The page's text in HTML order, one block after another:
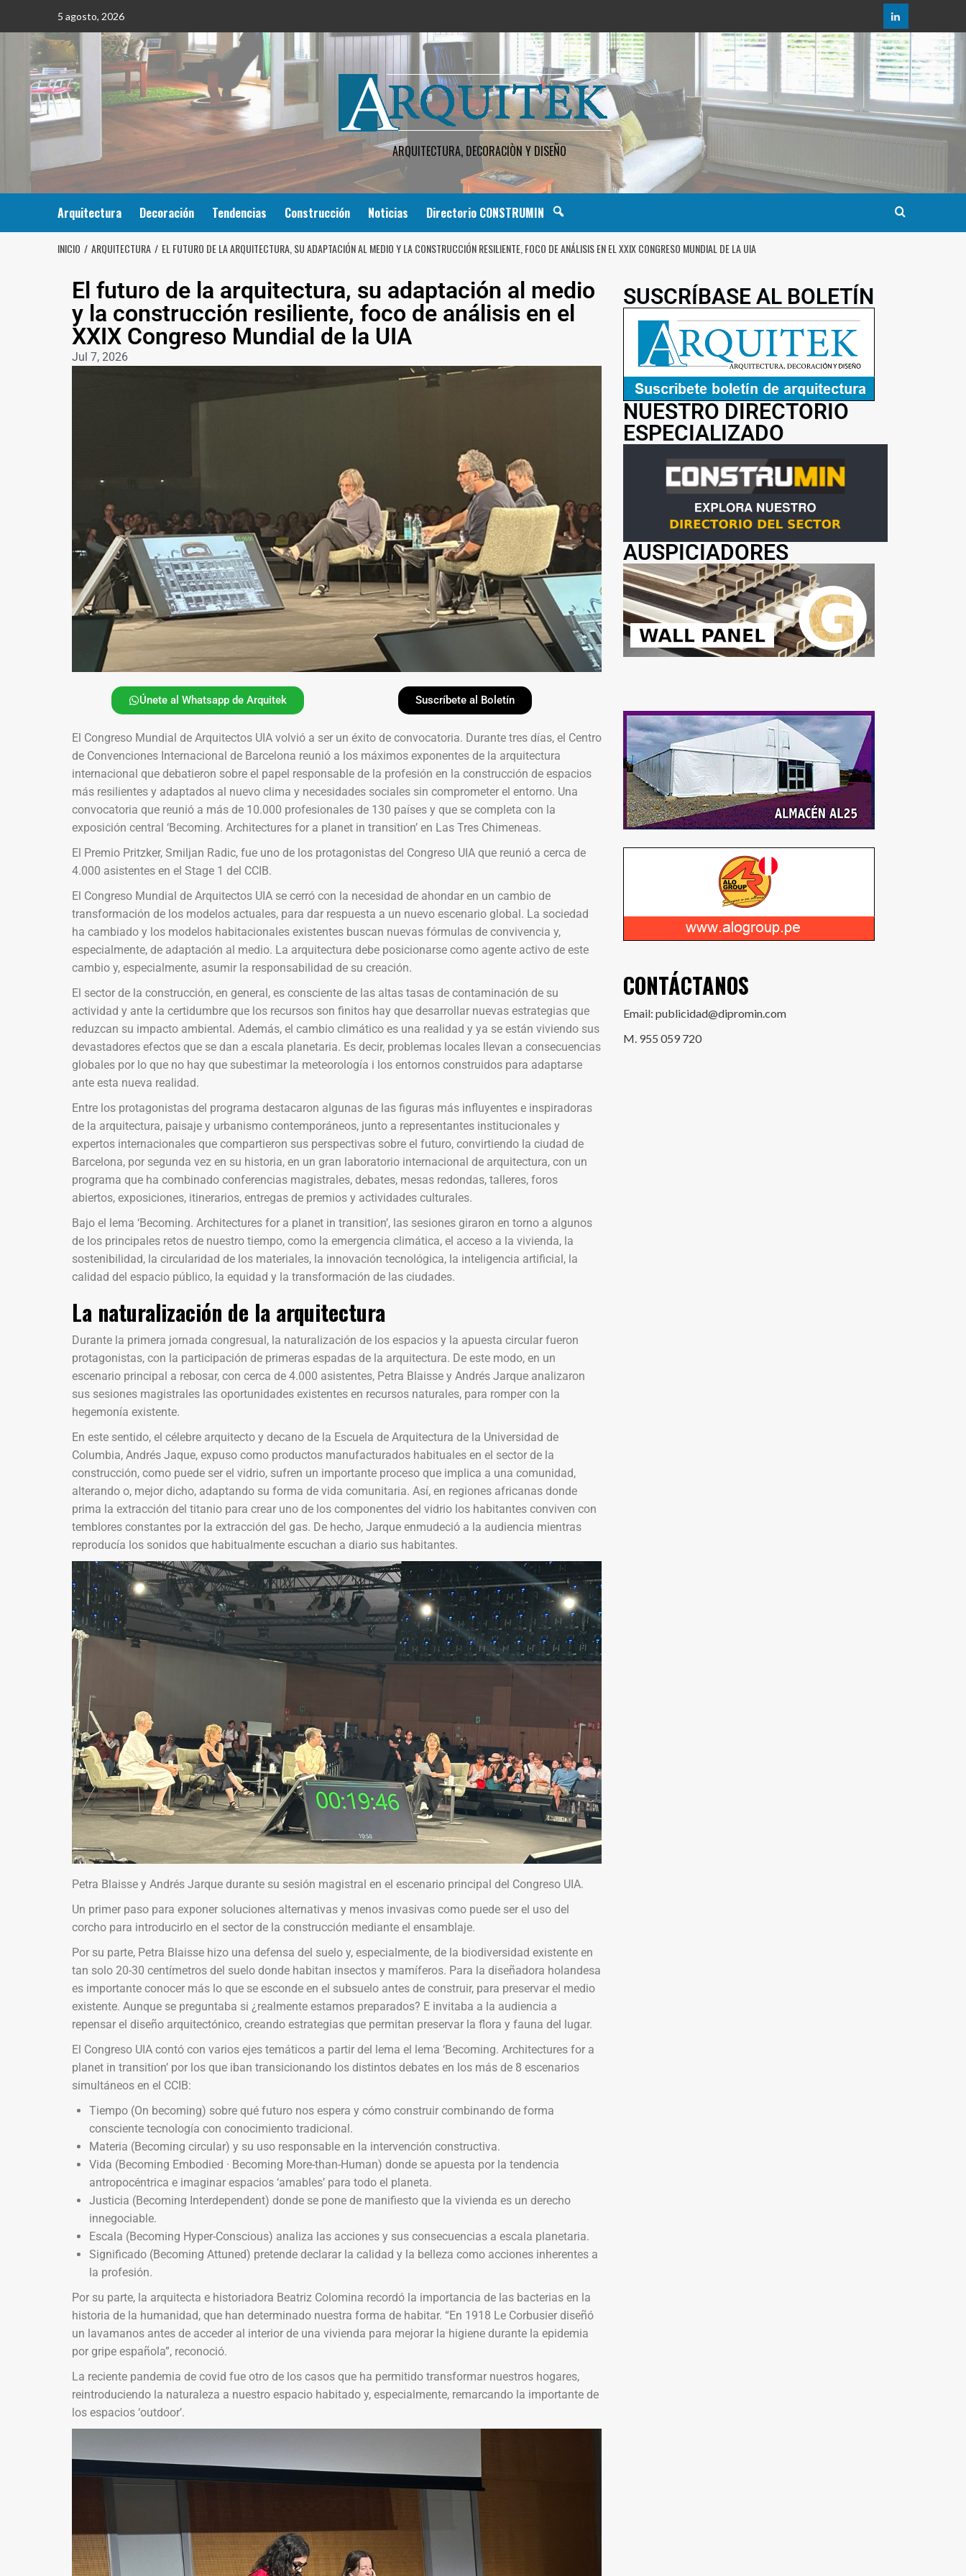
5 agosto, 2026
ARQUITECTURA, DECORACIÒN Y DISEÑO
Arquitectura Decoración Tendencias Construcción Noticias Directorio CONSTRUMIN
INICIO ARQUITECTURA EL FUTURO DE LA ARQUITECTURA, SU ADAPTACIÓN AL MEDIO Y LA CONSTRUCCIÓN RESILIENTE, FOCO DE ANÁLISIS EN EL XXIX CONGRESO MUNDIAL DE LA UIA
El futuro de la arquitectura, su adaptación al medio
y la construcción resiliente, foco de análisis en el
XXIX Congreso Mundial de la UIA
Jul 7, 2026
Únete al Whatsapp de Arquitek Suscríbete al Boletín
El Congreso Mundial de Arquitectos UIA volvió a ser un éxito de convocatoria. Durante tres días, el Centro
de Convenciones Internacional de Barcelona reunió a los máximos exponentes de la arquitectura
internacional que debatieron sobre el papel responsable de la profesión en la construcción de espacios
más resilientes y adaptados al nuevo clima y necesidades sociales sin comprometer el entorno. Una
convocatoria que reunió a más de 10.000 profesionales de 130 países y que se completa con la
exposición central ‘Becoming. Architectures for a planet in transition’ en Las Tres Chimeneas.
El Premio Pritzker, Smiljan Radic, fue uno de los protagonistas del Congreso UIA que reunió a cerca de
4.000 asistentes en el Stage 1 del CCIB.
El Congreso Mundial de Arquitectos UIA se cerró con la necesidad de ahondar en un cambio de
transformación de los modelos actuales, para dar respuesta a un nuevo escenario global. La sociedad
ha cambiado y los modelos habitacionales existentes buscan nuevas fórmulas de convivencia y,
especialmente, de adaptación al medio. La arquitectura debe posicionarse como agente activo de este
cambio y, especialmente, asumir la responsabilidad de su creación.
El sector de la construcción, en general, es consciente de las altas tasas de contaminación de su
actividad y ante la certidumbre que los recursos son finitos hay que desarrollar nuevas estrategias que
reduzcan su impacto ambiental. Además, el cambio climático es una realidad y ya se están viviendo sus
devastadores efectos que se dan a escala planetaria. Es decir, problemas locales llevan a consecuencias
globales por lo que no hay que subestimar la meteorología i los entornos construidos para adaptarse
ante esta nueva realidad.
Entre los protagonistas del programa destacaron algunas de las figuras más influyentes e inspiradoras
de la arquitectura, paisaje y urbanismo contemporáneos, junto a representantes institucionales y
expertos internacionales que compartieron sus perspectivas sobre el futuro, convirtiendo la ciudad de
Barcelona, por segunda vez en su historia, en un gran laboratorio internacional de arquitectura, con un
programa que ha combinado conferencias magistrales, debates, mesas redondas, talleres, foros
abiertos, exposiciones, itinerarios, entregas de premios y actividades culturales.
Bajo el lema ‘Becoming. Architectures for a planet in transition’, las sesiones giraron en torno a algunos
de los principales retos de nuestro tiempo, como la emergencia climática, el acceso a la vivienda, la
sostenibilidad, la circularidad de los materiales, la innovación tecnológica, la inteligencia artificial, la
calidad del espacio público, la equidad y la transformación de las ciudades.
La naturalización de la arquitectura
Durante la primera jornada congresual, la naturalización de los espacios y la apuesta circular fueron
protagonistas, con la participación de primeras espadas de la arquitectura. De este modo, en un
escenario principal a rebosar, con cerca de 4.000 asistentes, Petra Blaisse y Andrés Jarque analizaron
sus sesiones magistrales las oportunidades existentes en recursos naturales, para romper con la
hegemonía existente.
En este sentido, el célebre arquitecto y decano de la Escuela de Arquitectura de la Universidad de
Columbia, Andrés Jaque, expuso como productos manufacturados habituales en el sector de la
construcción, como puede ser el vidrio, sufren un importante proceso que implica a una comunidad,
alterando o, mejor dicho, adaptando su forma de vida comunitaria. Así, en regiones africanas donde
prima la extracción del titanio para crear uno de los componentes del vidrio los habitantes conviven con
temblores constantes por la extracción del gas. De hecho, Jarque enmudeció a la audiencia mientras
reproducía los sonidos que habitualmente escuchan a diario sus habitantes.
Petra Blaisse y Andrés Jarque durante su sesión magistral en el escenario principal del Congreso UIA.
Un primer paso para exponer soluciones alternativas y menos invasivas como puede ser el uso del
corcho para introducirlo en el sector de la construcción mediante el ensamblaje.
Por su parte, Petra Blaisse hizo una defensa del suelo y, especialmente, de la biodiversidad existente en
tan solo 20-30 centímetros del suelo donde habitan insectos y mamíferos. Para la diseñadora holandesa
es importante conocer más lo que se esconde en el subsuelo antes de construir, para preservar el medio
existente. Aunque se preguntaba si ¿realmente estamos preparados? E invitaba a la audiencia a
repensar el diseño arquitectónico, creando estrategias que permitan preservar la flora y fauna del lugar.
El Congreso UIA contó con varios ejes temáticos a partir del lema el lema ‘Becoming. Architectures for a
planet in transition’ por los que iban transicionando los distintos debates en los más de 8 escenarios
simultáneos en el CCIB:
Tiempo (On becoming) sobre qué futuro nos espera y cómo construir combinando de forma
consciente tecnología con conocimiento tradicional.
Materia (Becoming circular) y su uso responsable en la intervención constructiva.
Vida (Becoming Embodied · Becoming More-than-Human) donde se apuesta por la tendencia
antropocéntrica e imaginar espacios ‘amables’ para todo el planeta.
Justicia (Becoming Interdependent) donde se pone de manifiesto que la vivienda es un derecho
innegociable.
Escala (Becoming Hyper-Conscious) analiza las acciones y sus consecuencias a escala planetaria.
Significado (Becoming Attuned) pretende declarar la calidad y la belleza como acciones inherentes a
la profesión.
Por su parte, la arquitecta e historiadora Beatriz Colomina recordó la importancia de las bacterias en la
historia de la humanidad, que han determinado nuestra forma de habitar. “En 1918 Le Corbusier diseñó
un lavamanos antes de acceder al interior de una vivienda para mejorar la higiene durante la epidemia
por gripe española”, reconoció.
La reciente pandemia de covid fue otro de los casos que ha permitido transformar nuestros hogares,
reintroduciendo la naturaleza a nuestro espacio habitado y, especialmente, remarcando la importante de
los espacios ‘outdoor’.
SUSCRÍBASE AL BOLETÍN
NUESTRO DIRECTORIO
ESPECIALIZADO
AUSPICIADORES
CONTÁCTANOS
Email: publicidad@dipromin.com
M. 955 059 720